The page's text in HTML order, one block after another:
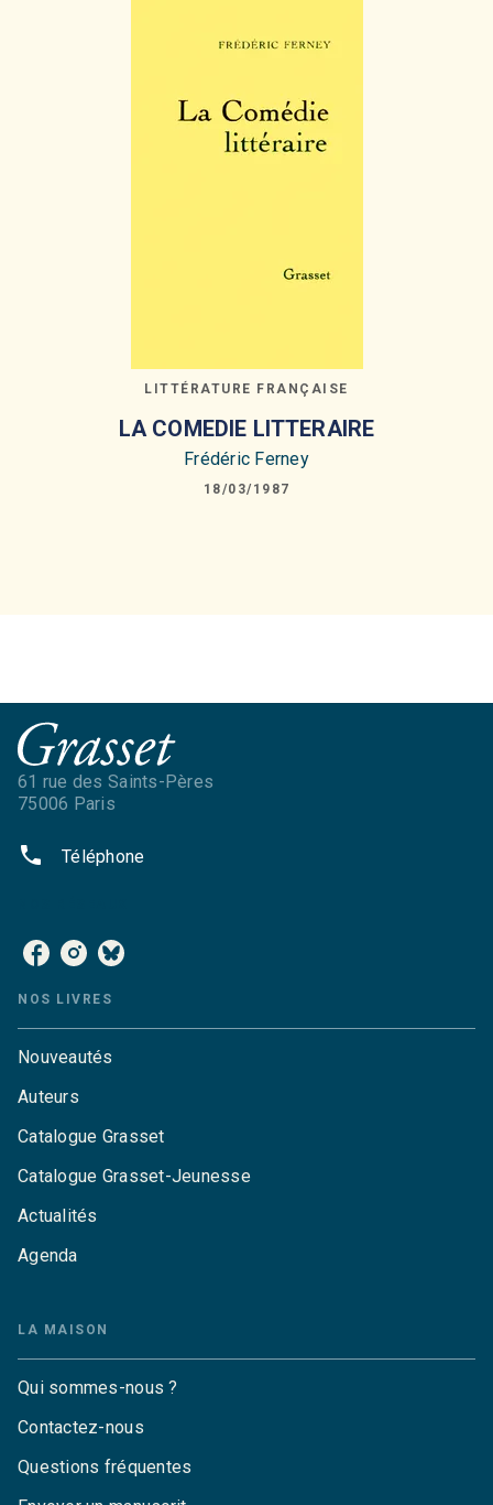
LITTÉRATURE FRANÇAISE
LA COMEDIE LITTERAIRE
Frédéric Ferney
18/03/1987
61 rue des Saints-Pères
75006 Paris
phone Téléphone
NOS LIVRES
Nouveautés
Auteurs
Catalogue Grasset
Catalogue Grasset-Jeunesse
Actualités
Agenda
LA MAISON
Qui sommes-nous ?
Contactez-nous
Questions fréquentes